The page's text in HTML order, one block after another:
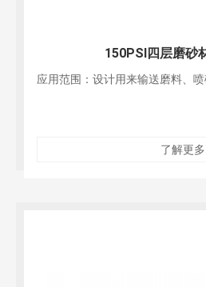
150PSI四层磨砂
应用范围：设计用来输送磨料、
了解更多